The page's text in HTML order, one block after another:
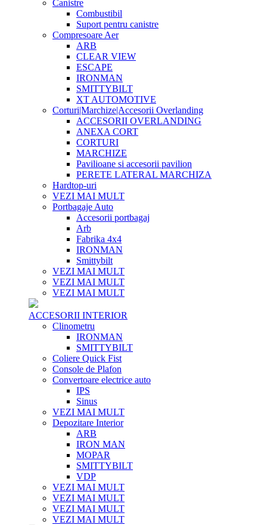
Canistre
Combustibil
Suport pentru canistre
Compresoare Aer
ARB
CLEAR VIEW
ESCAPE
IRONMAN
SMITTYBILT
XT AUTOMOTIVE
Corturi|Marchize|Accesorii Overlanding
ACCESORII OVERLANDING
ANEXA CORT
CORTURI
MARCHIZE
Pavilioane si accesorii pavilion
PERETE LATERAL MARCHIZA
Hardtop-uri
VEZI MAI MULT
Portbagaje Auto
Accesorii portbagaj
Arb
Fabrika 4x4
IRONMAN
Smittybilt
VEZI MAI MULT
VEZI MAI MULT
VEZI MAI MULT
ACCESORII INTERIOR
Clinometru
IRONMAN
SMITTYBILT
Coliere Quick Fist
Console de Plafon
Convertoare electrice auto
IPS
Sinus
VEZI MAI MULT
Depozitare Interior
ARB
IRON MAN
MOPAR
SMITTYBILT
VDP
VEZI MAI MULT
VEZI MAI MULT
VEZI MAI MULT
VEZI MAI MULT